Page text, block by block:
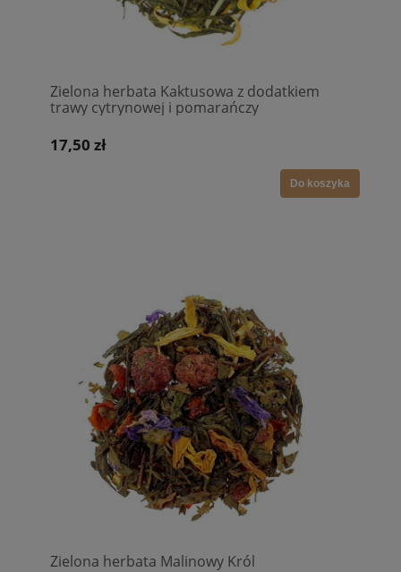
Zielona herbata Kaktusowa z dodatkiem
trawy cytrynowej i pomarańczy
17,50 zł
Do koszyka
Zielona herbata Malinowy Król